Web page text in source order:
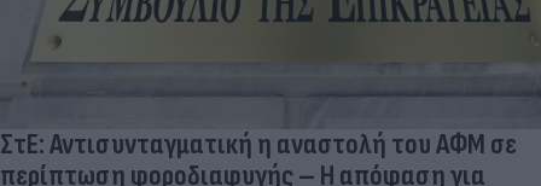
ΣτΕ: Αντισυνταγματική η αναστολή του ΑΦΜ σε
περίπτωση φοροδιαφυγής – Η απόφαση για